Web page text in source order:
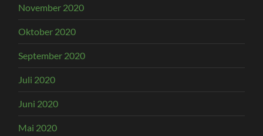
November 2020
Oktober 2020
September 2020
Juli 2020
Juni 2020
Mai 2020